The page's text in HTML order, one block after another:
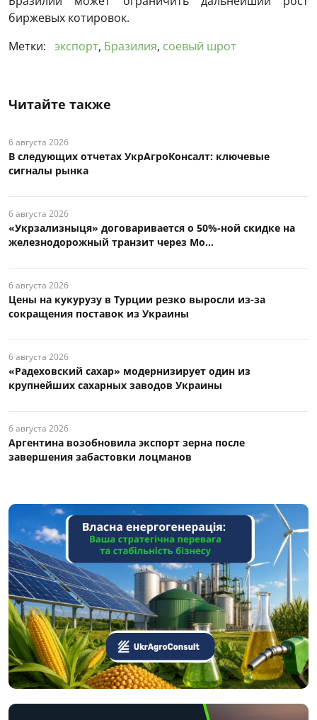
биржевых котировок.
Метки: экспорт, Бразилия, соевый шрот
Читайте также
6 августа 2026
В следующих отчетах УкрАгроКонсалт: ключевые
сигналы рынка
6 августа 2026
«Укрзализныця» договаривается о 50%-ной скидке на
железнодорожный транзит через Мо...
6 августа 2026
Цены на кукурузу в Турции резко выросли из-за
сокращения поставок из Украины
6 августа 2026
«Радеховский сахар» модернизирует один из
крупнейших сахарных заводов Украины
6 августа 2026
Аргентина возобновила экспорт зерна после
завершения забастовки лоцманов